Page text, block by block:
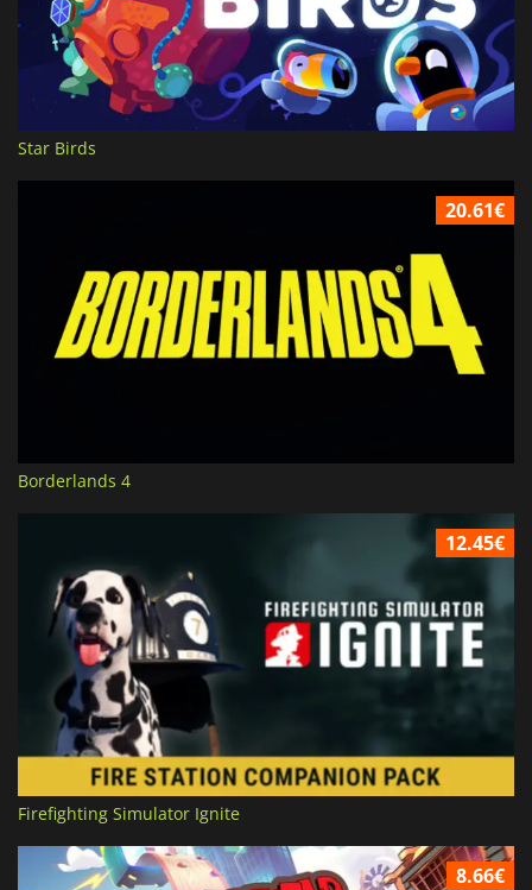
Star Birds
20.61€
Borderlands 4
12.45€
Firefighting Simulator Ignite
8.66€